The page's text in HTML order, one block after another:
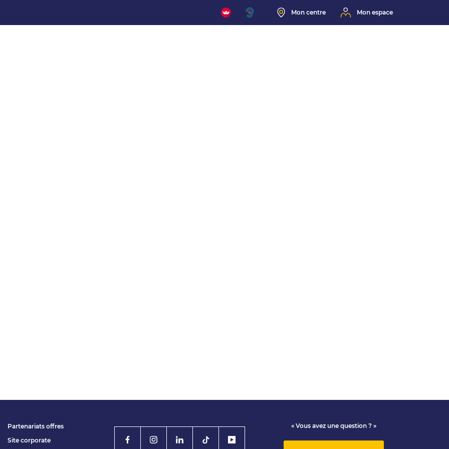
Mon centre Mon espace
Partenariats offres
Site corporate
« Vous avez une question ? »